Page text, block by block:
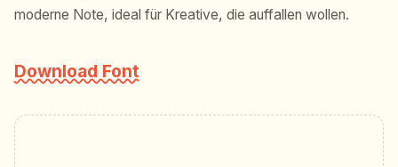
moderne Note, ideal für Kreative, die auffallen wollen.
Download Font